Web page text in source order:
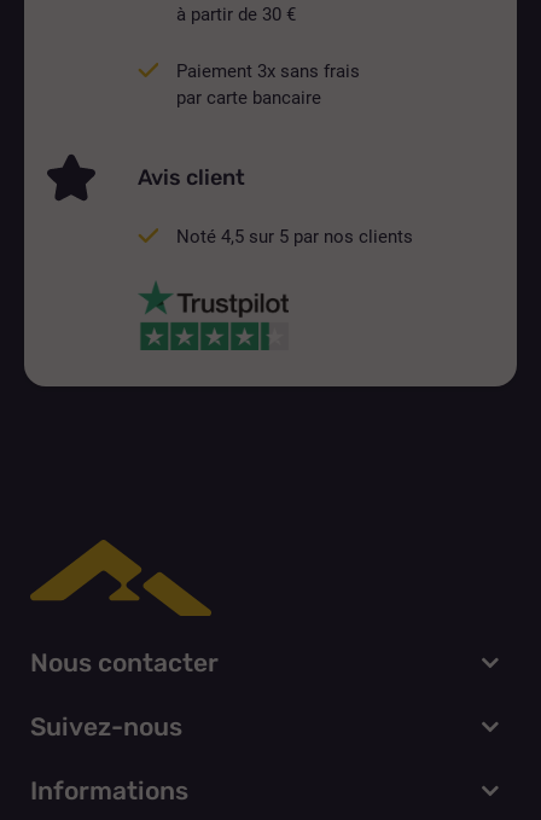
à partir de 30 €
Paiement 3x sans frais
par carte bancaire
Avis client
Noté 4,5 sur 5 par nos clients
Nous contacter
Suivez-nous
Informations